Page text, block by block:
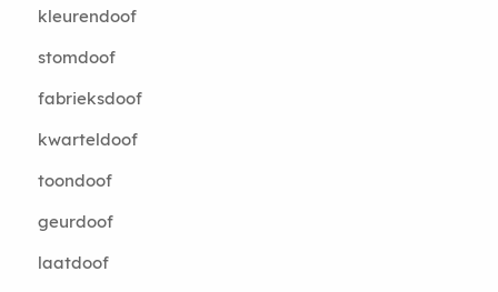
kleurendoof
stomdoof
fabrieksdoof
kwarteldoof
toondoof
geurdoof
laatdoof